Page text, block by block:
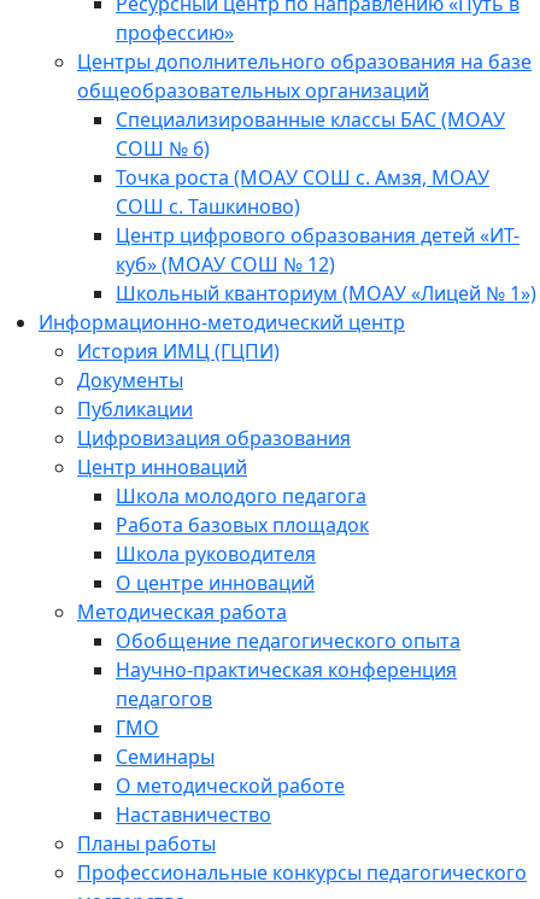
профессию»
Центры дополнительного образования на базе
общеобразовательных организаций
Специализированные классы БАС (МОАУ
СОШ № 6)
Точка роста (МОАУ СОШ с. Амзя, МОАУ
СОШ с. Ташкиново)
Центр цифрового образования детей «ИТ-
куб» (МОАУ СОШ № 12)
Школьный кванториум (МОАУ «Лицей № 1»)
Информационно-методический центр
История ИМЦ (ГЦПИ)
Документы
Публикации
Цифровизация образования
Центр инноваций
Школа молодого педагога
Работа базовых площадок
Школа руководителя
О центре инноваций
Методическая работа
Обобщение педагогического опыта
Научно-практическая конференция
педагогов
ГМО
Семинары
О методической работе
Наставничество
Планы работы
Профессиональные конкурсы педагогического